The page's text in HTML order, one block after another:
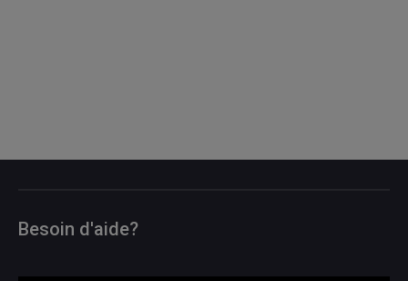
Besoin d'aide?